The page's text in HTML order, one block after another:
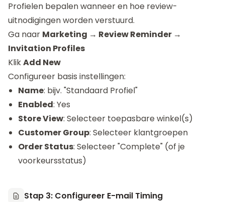
Profielen bepalen wanneer en hoe review-
uitnodigingen worden verstuurd.
Ga naar Marketing → Review Reminder →
Invitation Profiles
KlikAdd New
Configureer basis instellingen:
Name: bijv. "Standaard Profiel"
Enabled: Yes
Store View: Selecteer toepasbare winkel(s)
Customer Group: Selecteer klantgroepen
Order Status: Selecteer "Complete" (of je
voorkeursstatus)
Stap 3: Configureer E-mail Timing